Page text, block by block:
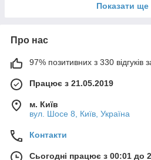
Показати ще
Про нас
97% позитивних з 330 відгуків
Працює з 21.05.2019
м. Київ
вул. Шосе 8, Київ, Україна
Контакти
Сьогодні працює з 00:01 до